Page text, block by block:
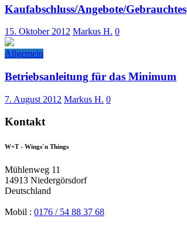
Kaufabschluss/Angebote/Gebrauchtes
15. Oktober 2012 Markus H. 0
Allgemein
Betriebsanleitung für das Minimum
7. August 2012 Markus H. 0
Kontakt
W+T- Wings`n Things
Mühlenweg 11
14913 Niedergörsdorf
Deutschland
Mobil : 0176 / 54 88 37 68